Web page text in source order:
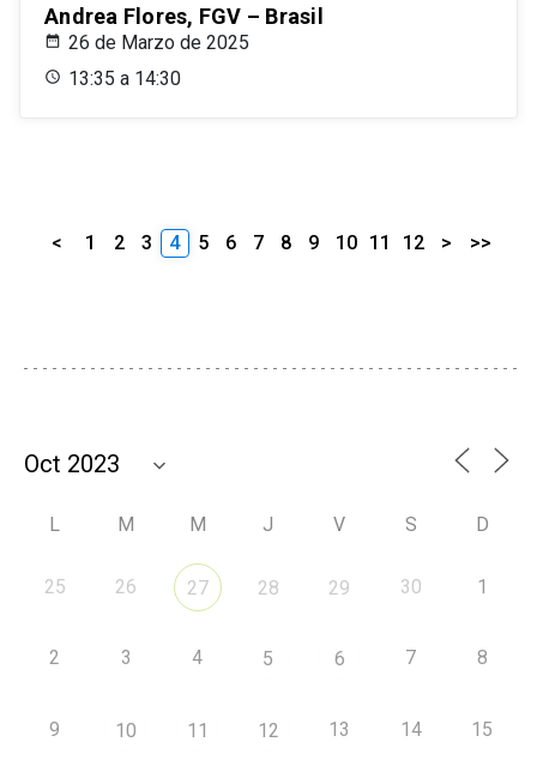
Andrea Flores, FGV – Brasil
26 de Marzo de 2025
13:35 a 14:30
< 1 2 3 4 5 6 7 8 9 10 11 12 > >>
L M M J V S D
25 26 27 28 29 30 1
2 3 4 5 6 7 8
9 10 11 12 13 14 15